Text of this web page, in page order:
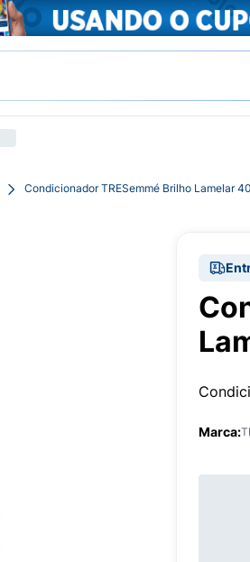
Condicionador TRESemmé Brilho Lamelar
Marca: